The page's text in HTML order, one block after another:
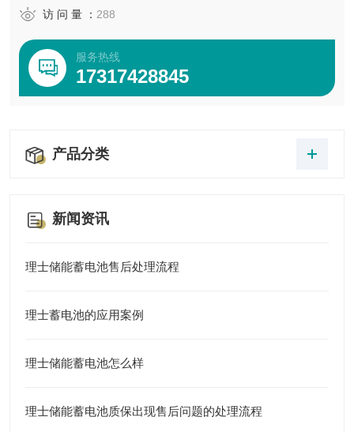
访 问 量 ： 288
服务热线
17317428845
产品分类
新闻资讯
理士储能蓄电池售后处理流程
理士蓄电池的应用案例
理士储能蓄电池怎么样
理士储能蓄电池质保出现售后问题的处理流程